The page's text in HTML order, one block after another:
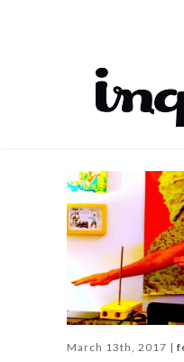
March 13th, 2017 |